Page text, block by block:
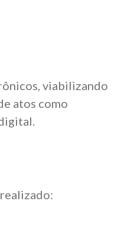
viabilizando
atos como